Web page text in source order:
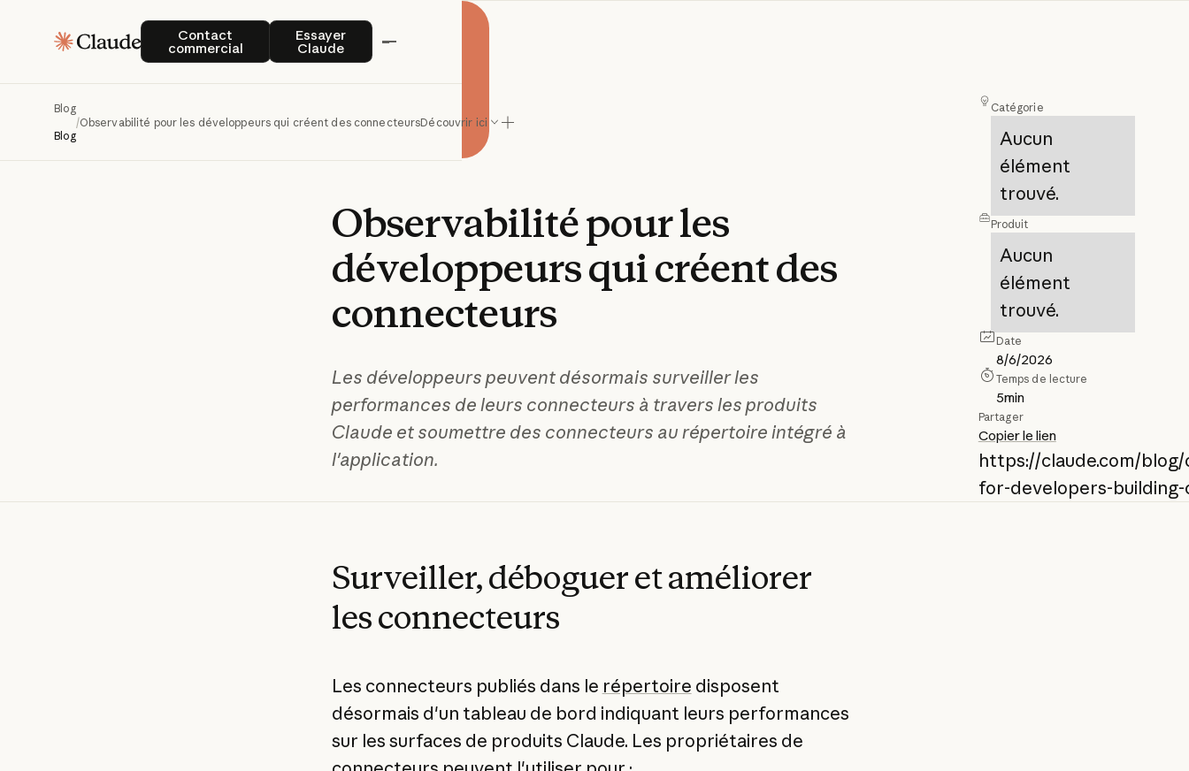
Contact
commercial
Contact commercialEssayer
Claude
Essayer Claude
Blog
Blog
/Observabilité pour les développeurs qui créent des connecteursDécouvrir ici
Observabilitépourles
développeursquicréentdes
connecteurs
Les développeurs peuvent désormais surveiller les
performances de leurs connecteurs à travers les produits
Claude et soumettre des connecteurs au répertoire intégré à
l'application.
Catégorie
Aucun
élément
trouvé.
Produit
Aucun
élément
trouvé.
Date
8/6/2026
Temps de lecture
5min
Partager
Copier le lien
https://claude.com/
for-developers-
Surveiller, déboguer et améliorer
les connecteurs
Les connecteurs publiés dans le répertoire disposent
désormais d'un tableau de bord indiquant leurs performances
sur les surfaces de produits Claude. Les propriétaires de